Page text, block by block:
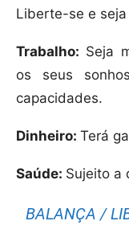
Liberte-se e
Trabalho: Seja
os seus
capacidades.
Dinheiro: Terá
Saúde: Sujeito a
BALANÇA /